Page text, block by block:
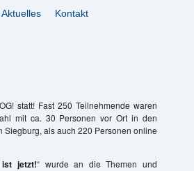
Aktuelles Kontakt
statt! Fast 250 Teilnehmende waren
mit ca. 30 Personen vor Ort in den
Siegburg, als auch 220 Personen online
jetzt!“ wurde an die Themen und